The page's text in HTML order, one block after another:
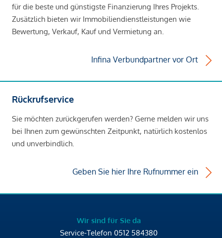
für die beste und günstigste Finanzierung Ihres Projekts.
Zusätzlich bieten wir Immobiliendienstleistungen wie
Bewertung, Verkauf, Kauf und Vermietung an.
Infina Verbundpartner vor Ort
Rückrufservice
Sie möchten zurückgerufen werden? Gerne melden wir uns
bei Ihnen zum gewünschten Zeitpunkt, natürlich kostenlos
und unverbindlich.
Geben Sie hier Ihre Rufnummer ein
Wir sind für Sie da
Service-Telefon 0512 584380